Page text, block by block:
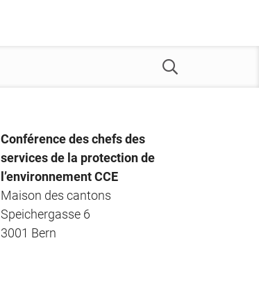
Conférence des chefs des
services de la protection de
l’environnement CCE
Maison des cantons
Speichergasse 6
3001 Bern